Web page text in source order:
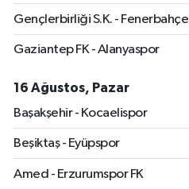
Gençlerbirliği S.K. - Fenerbahçe
Gaziantep FK - Alanyaspor
16 Ağustos, Pazar
Başakşehir - Kocaelispor
Beşiktaş - Eyüpspor
Amed - Erzurumspor FK